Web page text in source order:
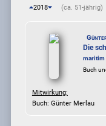
2018 (ca. 51-jährig)
Die
maritim
Buch
Mitwirkung:
Buch: Günter Merlau